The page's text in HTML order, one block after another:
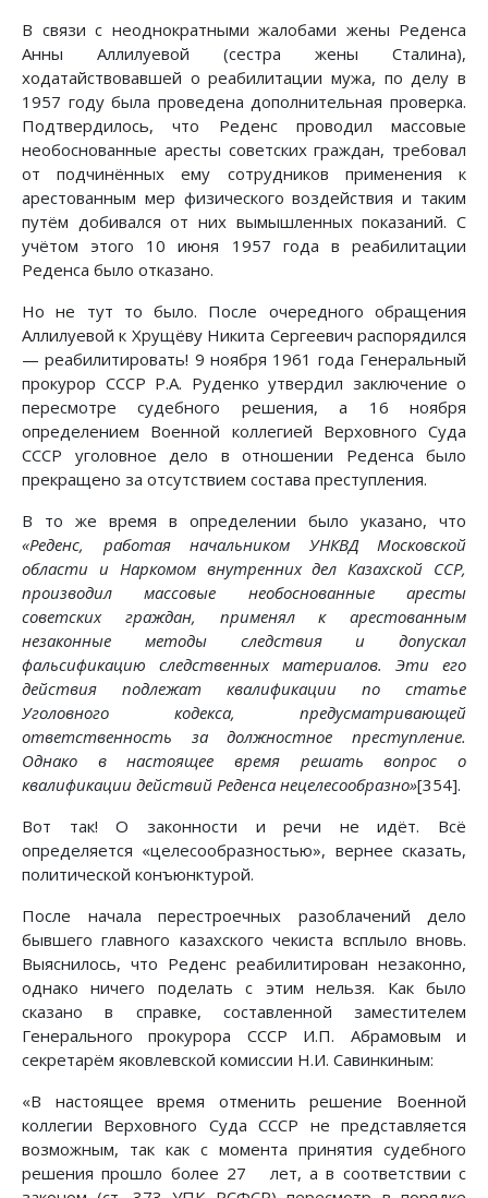
В связи с неоднократными жалобами жены Реденса
Анны Аллилуевой (сестра жены Сталина),
ходатайствовавшей о реабилитации мужа, по делу в
1957 году была проведена дополнительная проверка.
Подтвердилось, что Реденс проводил массовые
необоснованные аресты советских граждан, требовал
от подчинённых ему сотрудников применения к
арестованным мер физического воздействия и таким
путём добивался от них вымышленных показаний. С
учётом этого 10 июня 1957 года в реабилитации
Реденса было отказано.
Но не тут то было. После очередного обращения
Аллилуевой к Хрущёву Никита Сергеевич распорядился
— реабилитировать! 9 ноября 1961 года Генеральный
прокурор СССР Р.А. Руденко утвердил заключение о
пересмотре судебного решения, а 16 ноября
определением Военной коллегией Верховного Суда
СССР уголовное дело в отношении Реденса было
прекращено за отсутствием состава преступления.
В то же время в определении было указано, что
«Реденс, работая начальником УНКВД Московской
области и Наркомом внутренних дел Казахской ССР,
производил массовые необоснованные аресты
советских граждан, применял к арестованным
незаконные методы следствия и допускал
фальсификацию следственных материалов. Эти его
действия подлежат квалификации по статье
Уголовного кодекса, предусматривающей
ответственность за должностное преступление.
Однако в настоящее время решать вопрос о
квалификации действий Реденса нецелесообразно»[354].
Вот так! О законности и речи не идёт. Всё
определяется «целесообразностью», вернее сказать,
политической конъюнктурой.
После начала перестроечных разоблачений дело
бывшего главного казахского чекиста всплыло вновь.
Выяснилось, что Реденс реабилитирован незаконно,
однако ничего поделать с этим нельзя. Как было
сказано в справке, составленной заместителем
Генерального прокурора СССР И.П. Абрамовым и
секретарём яковлевской комиссии Н.И. Савинкиным:
«В настоящее время отменить решение Военной
коллегии Верховного Суда СССР не представляется
возможным, так как с момента принятия судебного
решения прошло более 27 лет, а в соответствии с